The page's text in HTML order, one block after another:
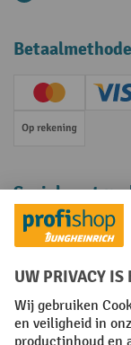
Creditcard
Op rekening
Sociale
Facebook
YouTube
LinkedIn
Algemene